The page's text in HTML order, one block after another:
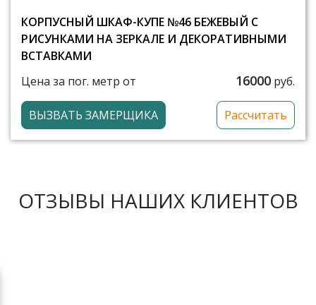
КОРПУСНЫЙ ШКАФ-КУПЕ №46 БЕЖЕВЫЙ С
РИСУНКАМИ НА ЗЕРКАЛЕ И ДЕКОРАТИВНЫМИ
ВСТАВКАМИ
Цена за пог. метр от
16000 руб.
ВЫЗВАТЬ ЗАМЕРЩИКА Рассчитать
ОТЗЫВЫ НАШИХ КЛИЕНТОВ